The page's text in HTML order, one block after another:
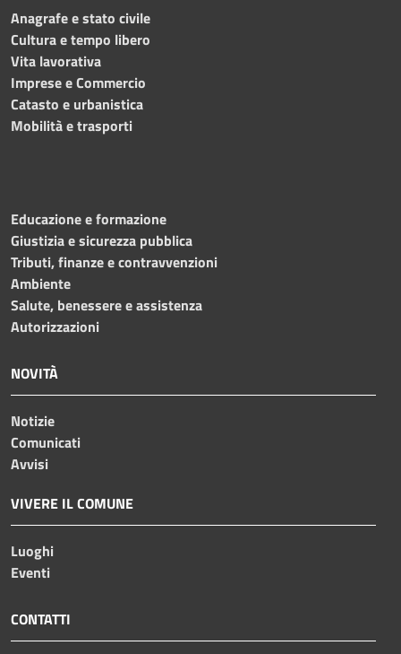
Anagrafe e stato civile
Cultura e tempo libero
Vita lavorativa
Imprese e Commercio
Catasto e urbanistica
Mobilità e trasporti
Educazione e formazione
Giustizia e sicurezza pubblica
Tributi, finanze e contravvenzioni
Ambiente
Salute, benessere e assistenza
Autorizzazioni
NOVITÀ
Notizie
Comunicati
Avvisi
VIVERE IL COMUNE
Luoghi
Eventi
CONTATTI